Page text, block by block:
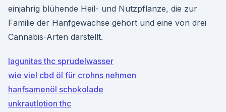
einjährig blühende Heil- und Nutzpflanze, die zur
Familie der Hanfgewächse gehört und eine von drei
Cannabis-Arten darstellt.
lagunitas thc sprudelwasser
wie viel cbd öl für crohns nehmen
hanfsamenöl schokolade
unkrautlotion thc